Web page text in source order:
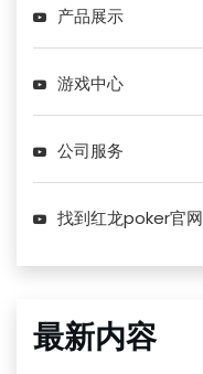
产品展示
游戏中心
公司服务
找到红龙poker官网
最新内容